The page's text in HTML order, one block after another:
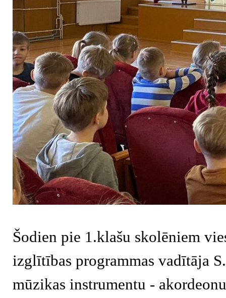
Šodien pie 1.klašu skolēniem
izglītības programmas vadītāja
mūzikas instrumentu -